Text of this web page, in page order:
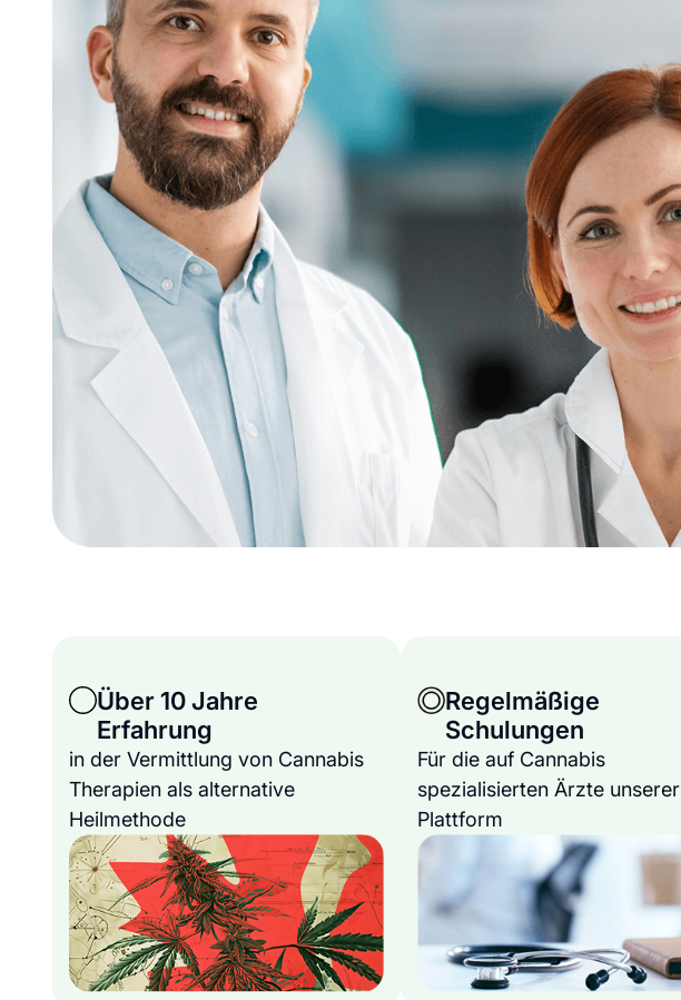
Über 10 Jahre
Erfahrung
in der Vermittlung von Cannabis
Therapien als alternative
Heilmethode
Regelmäßige
Schulungen
Für die auf Cannabis
spezialisierten Ärzte unserer
Plattform